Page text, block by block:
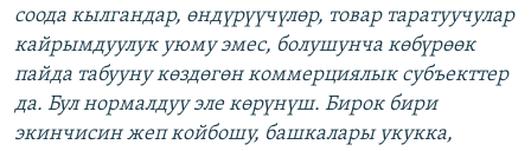
соода кылгандар, өндүрүүчүлөр, товар таратуучулар
кайрымдуулук уюму эмес, болушунча көбүрөөк
пайда табууну көздөгөн коммерциялык субъекттер
да. Бул нормалдуу эле көрүнүш. Бирок бири
экинчисин жеп койбошу, башкалары укукка,